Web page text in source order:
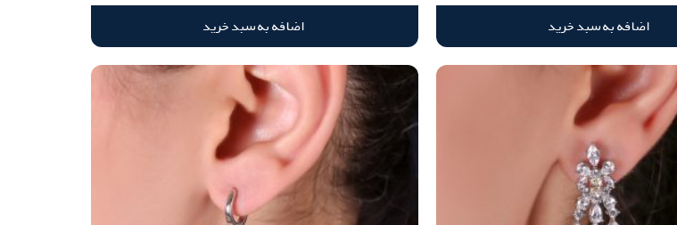
اضافه به سبد خرید
اضافه به سبد خرید